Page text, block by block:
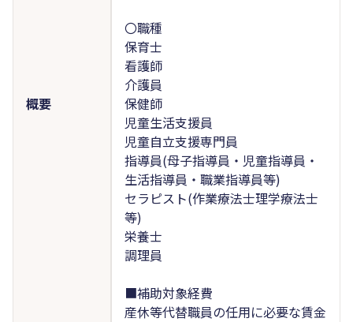
概要
〇職種
保育士
看護師
介護員
保健師
児童生活支援員
児童自立支援専門員
指導員(母子指導員・児童指導員・
生活指導員・職業指導員等)
セラピスト(作業療法士理学療法士
等)
栄養士
調理員
■補助対象経費
産休等代替職員の任用に必要な賃金